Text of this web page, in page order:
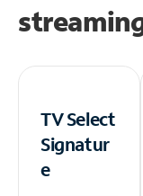
TV Select
Signatur
e